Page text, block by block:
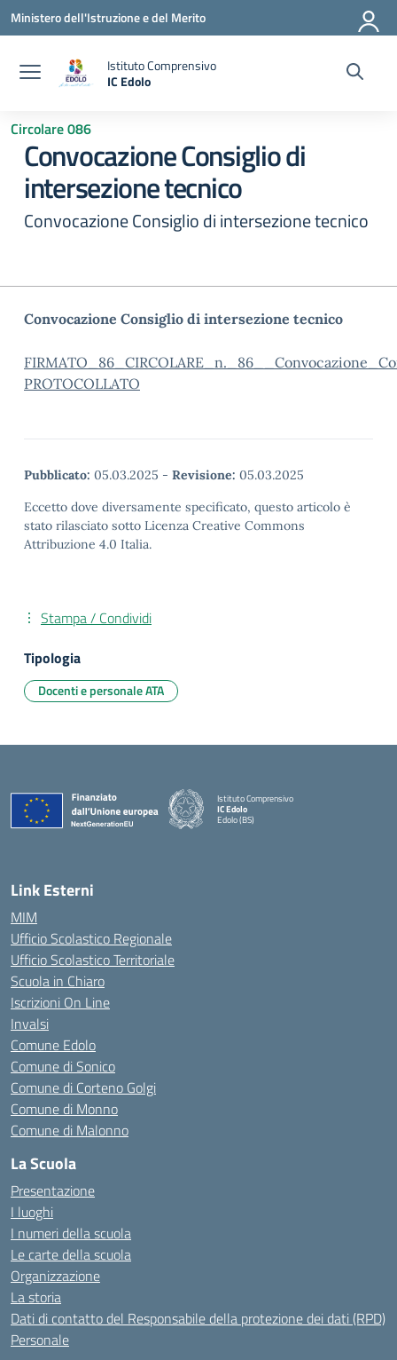
Vai ai contenuti
Vai al menu di navigazione
Vai al footer
Ministero dell'Istruzione e del Merito
Istituto Comprensivo
IC Edolo
Circolare 086
Convocazione Consiglio di
intersezione tecnico
Convocazione Consiglio di intersezione tecnico
Convocazione Consiglio di intersezione tecnico
PROTOCOLLATO
Pubblicato: 05.03.2025 - Revisione: 05.03.2025
Eccetto dove diversamente specificato, questo articolo è
stato rilasciato sotto Licenza Creative Commons
Attribuzione 4.0 Italia.
Stampa / Condividi
Tipologia
Docenti e personale ATA
Istituto Comprensivo
IC Edolo
Edolo (BS)
Link Esterni
MIM
Ufficio Scolastico Regionale
Ufficio Scolastico Territoriale
Scuola in Chiaro
Iscrizioni On Line
Invalsi
Comune Edolo
Comune di Sonico
Comune di Corteno Golgi
Comune di Monno
Comune di Malonno
La Scuola
Presentazione
I luoghi
I numeri della scuola
Le carte della scuola
Organizzazione
La storia
Dati di contatto del Responsabile della protezione dei dati (RPD)
Personale